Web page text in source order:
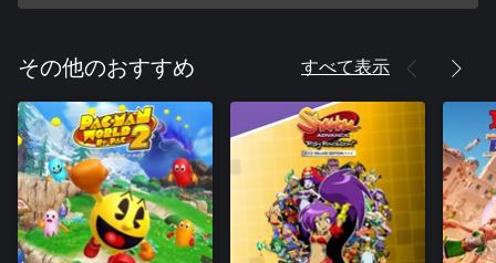
その他のおすすめ すべて表示